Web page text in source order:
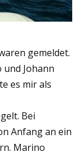
gemeldet.
Johann
es mir als
Bei
Anfang an ein
Marino